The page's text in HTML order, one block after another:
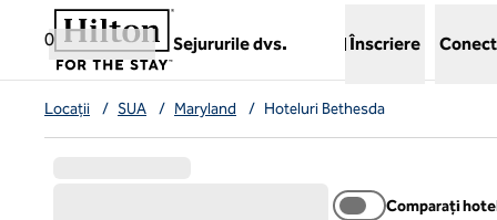
Salt la conținut
0
Sejururile dvs.
,deschide o filă nouă
Înscriere
Locații / SUA / Maryland / Hoteluri Bethesda
Comparați